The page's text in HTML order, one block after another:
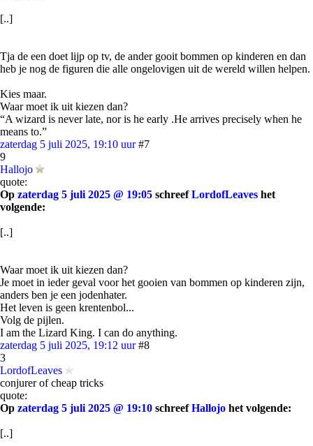
[..]
Tja de een doet lijp op tv, de ander gooit bommen op kinderen en dan
heb je nog de figuren die alle ongelovigen uit de wereld willen helpen.
Kies maar.
Waar moet ik uit kiezen dan?
“A wizard is never late, nor is he early .He arrives precisely when he
means to.”
zaterdag 5 juli 2025, 19:10 uur #7
9
Hallojo
quote:
Op zaterdag 5 juli 2025 @ 19:05 schreefLordofLeaves het
volgende:
[..]
Waar moet ik uit kiezen dan?
Je moet in ieder geval voor het gooien van bommen op kinderen zijn,
anders ben je een jodenhater.
Het leven is geen krentenbol...
Volg de pijlen.
I am the Lizard King. I can do anything.
zaterdag 5 juli 2025, 19:12 uur #8
3
LordofLeaves
conjurer of cheap tricks
quote:
Op zaterdag 5 juli 2025 @ 19:10 schreefHallojo het volgende:
[..]